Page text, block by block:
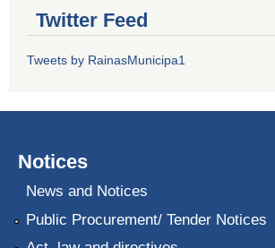
Twitter Feed
Tweets by RainasMunicipa1
Notices
News and Notices
Public Procurement/ Tender Notices